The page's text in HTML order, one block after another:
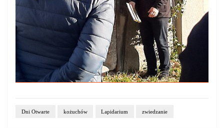
Dni Otwarte kożuchów Lapidarium zwiedzanie